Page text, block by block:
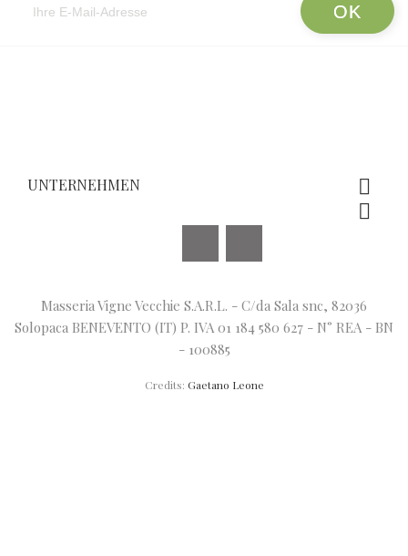
UNTERNEHMEN


Masseria Vigne Vecchie S.A.R.L. - C/da Sala snc, 82036
Solopaca BENEVENTO (IT) P. IVA 01 184 580 627 - N° REA - BN
- 100885
Credits: Gaetano Leone